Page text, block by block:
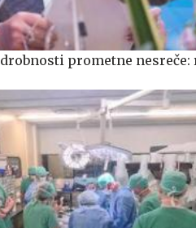
prometne